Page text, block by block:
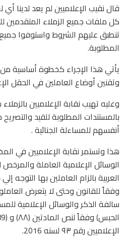
قال نقيب الإعلاميين لم يعد
كل ملفات جميع الزملاء المتقدمين
تنطبق عليهم الشروط واستوفوا
المطلوبة.
يأتي هذا الإجراء كخطوة أساسية
وتقنين أوضاع العاملين في الحقل
وعليه تهيب نقابة الإعلاميين
بالمستندات المطلوبة للقيد
أنفسهم للمساءلة الجنائية .
هذا وتستمر نقابة الإعلاميين في
الوسائل الإعلامية العاملة
العربية بالزام العاملين بها التوجه
وفقاً للقانون وحتى لا يتعرض
سالفة الذكر والوسائل الإعلامية
الإعلاميين رقم ٩٣ لسنه 2016.